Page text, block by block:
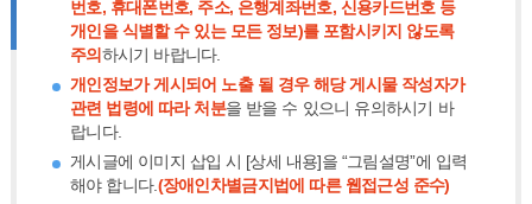
번호, 휴대폰번호, 주소, 은행계좌번호, 신용카드번호 등
개인을 식별할 수 있는 모든 정보)를 포함시키지 않도록
주의하시기 바랍니다.
개인정보가 게시되어 노출 될 경우 해당 게시물 작성자가
관련 법령에 따라 처분을 받을 수 있으니 유의하시기 바
랍니다.
게시글에 이미지 삽입 시 [상세 내용]을 “그림설명”에 입력
해야 합니다.(장애인차별금지법에 따른 웹접근성 준수)